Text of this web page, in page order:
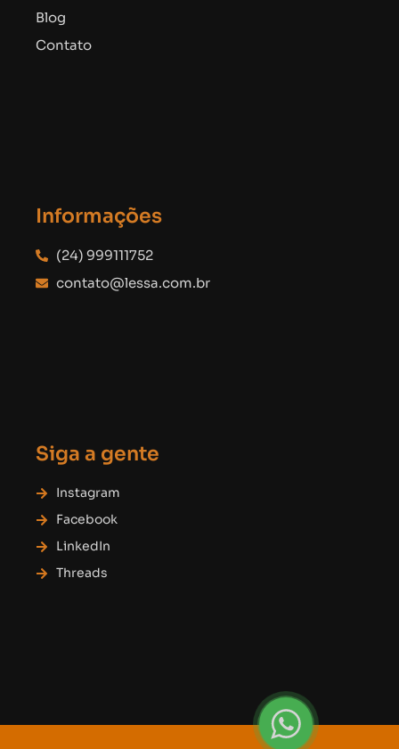
Blog
Contato
Informações
(24) 999111752
contato@lessa.com.br
Siga a gente
Instagram
Facebook
LinkedIn
Threads